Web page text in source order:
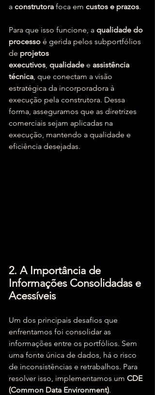
a construtora foca em custos e prazos.
Para que isso funcione, a qualidade do
processo é gerida pelos subportfólios
de projetos
executivos, qualidade e assistência
técnica, que conectam a visão
estratégica da incorporadora à
execução pela construtora. Dessa
forma, asseguramos que as diretrizes
comerciais sejam aplicadas na
execução, mantendo a qualidade e
eficiência desejadas.
2. A Importância de
Informações Consolidadas e
Acessíveis
Um dos principais desafios que
enfrentamos foi consolidar as
informações entre os portfólios. Sem
uma fonte única de dados, há o risco
de inconsistências e retrabalhos. Para
resolver isso, implementamos um CDE
(Common Data Environment).